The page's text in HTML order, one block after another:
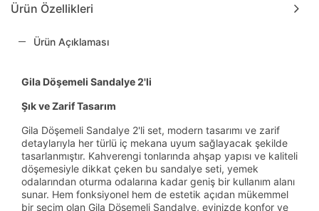
Ürün Özellikleri
Ürün Açıklaması
Gila Döşemeli Sandalye 2'li
Şık ve Zarif Tasarım
Gila Döşemeli Sandalye 2'li set, modern tasarımı ve zarif
detaylarıyla her türlü iç mekana uyum sağlayacak şekilde
tasarlanmıştır. Kahverengi tonlarında ahşap yapısı ve kaliteli
döşemesiyle dikkat çeken bu sandalye seti, yemek
odalarından oturma odalarına kadar geniş bir kullanım alanı
sunar. Hem fonksiyonel hem de estetik açıdan mükemmel
bir seçim olan Gila Döşemeli Sandalye, evinizde konfor ve